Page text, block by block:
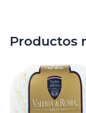
Productos